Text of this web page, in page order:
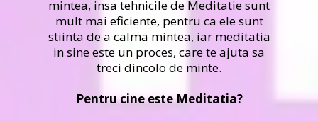
mintea, insa tehnicile de Meditatie sunt
mult mai eficiente, pentru ca ele sunt
stiinta de a calma mintea, iar meditatia
in sine este un proces, care te ajuta sa
treci dincolo de minte.
Pentru cine este Meditatia?